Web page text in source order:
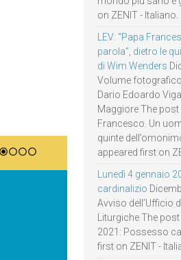
on ZENIT - Italiano.
LEV: “Papa
parola”, dietro le
di Wim Wenders
Volume
Dario Edoardo
Maggiore The post
Francesco. Un
quinte
appeared first on
Lunedì 4 gennaio
cardinalizio
Avviso dell’Ufficio
Liturgiche The
2021: Possesso
first on ZENIT -